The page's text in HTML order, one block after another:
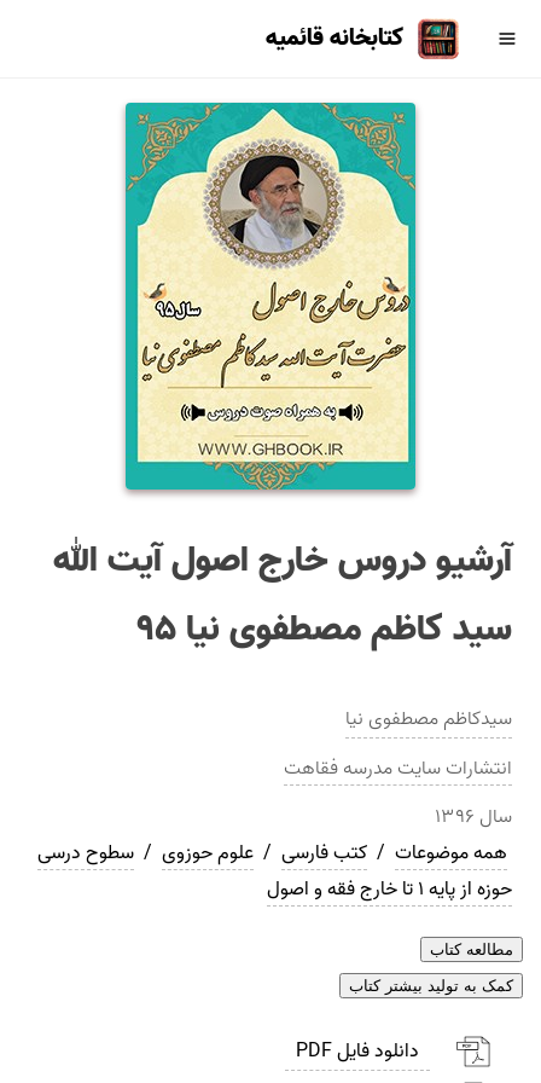
کتابخانه قائمیه
آرشيو دروس خارج اصول آيت الله
سيد كاظم مصطفوی نيا ۹۵
سیدكاظم مصطفوی نیا
انتشاراتسايت مدرسه فقاهت
سال ۱۳۹۶
همه موضوعات / کتب فارسی / علوم حوزوی / سطوح درسی
حوزه از پایه 1 تا خارج فقه و اصول
مطالعه کتاب
کمک به تولید بیشتر کتاب
دانلود فایل PDF